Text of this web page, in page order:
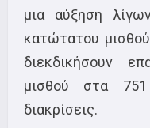
μια αύξηση
κατώτατου
διεκδικήσουν
μισθού στα
διακρίσεις.